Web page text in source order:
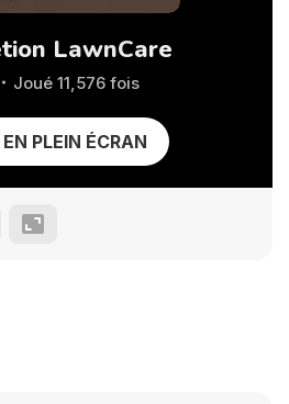
LawnCare
Joué 11,576 fois
PLEIN ÉCRAN